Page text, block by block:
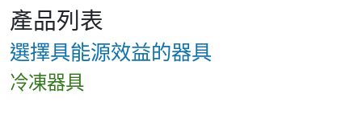
產品列表
選擇具能源效益的器具
冷凍器具